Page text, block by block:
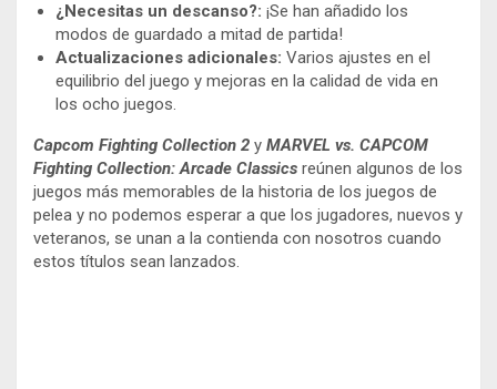
¿Necesitas un descanso?: ¡Se han añadido los
modos de guardado a mitad de partida!
Actualizaciones adicionales: Varios ajustes en el
equilibrio del juego y mejoras en la calidad de vida en
los ocho juegos.
Capcom Fighting Collection 2 y MARVEL vs. CAPCOM
Fighting Collection: Arcade Classics reúnen algunos de los
juegos más memorables de la historia de los juegos de
pelea y no podemos esperar a que los jugadores, nuevos y
veteranos, se unan a la contienda con nosotros cuando
estos títulos sean lanzados.